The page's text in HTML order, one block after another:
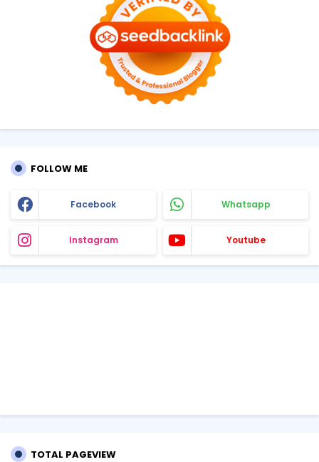
FOLLOW ME
Facebook Whatsapp
Instagram Youtube
TOTAL PAGEVIEW